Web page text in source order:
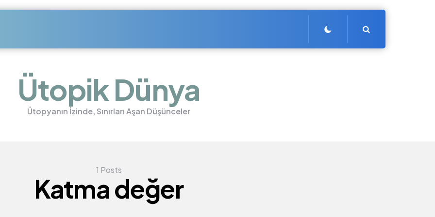
Ütopik Dünya
Ütopyanın İzinde, Sınırları Aşan Düşünceler
1 Posts
Katma değer